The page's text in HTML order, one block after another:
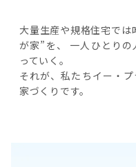
大量生産や規格住宅で
が家”を、
一人ひとりの
っていく。
それが、私たちイー・
家づくりです。